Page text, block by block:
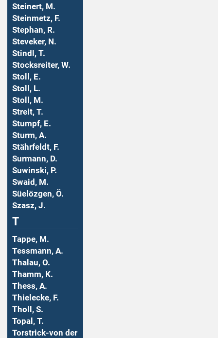
Steinert, M.
Steinmetz, F.
Stephan, R.
Steveker, N.
Stindl, T.
Stocksreiter, W.
Stoll, E.
Stoll, L.
Stoll, M.
Streit, T.
Stumpf, E.
Sturm, A.
Stährfeldt, F.
Surmann, D.
Suwinski, P.
Swaid, M.
Süelözgen, Ö.
Szasz, J.
T
Tappe, M.
Tessmann, A.
Thalau, O.
Thamm, K.
Thess, A.
Thielecke, F.
Tholl, S.
Topal, T.
Torstrick-von der